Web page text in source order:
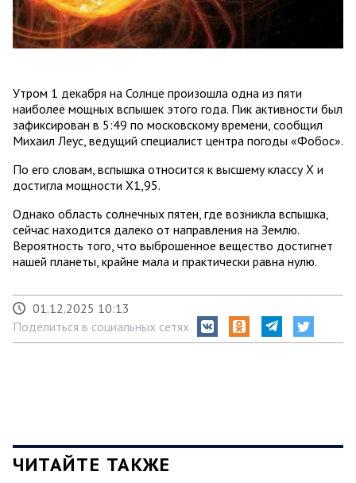
Утром 1 декабря на Солнце произошла одна из пяти
наиболее мощных вспышек этого года. Пик активности был
зафиксирован в 5:49 по московскому времени, сообщил
Михаил Леус, ведущий специалист центра погоды «Фобос».
По его словам, вспышка относится к высшему классу X и
достигла мощности X1,95.
Однако область солнечных пятен, где возникла вспышка,
сейчас находится далеко от направления на Землю.
Вероятность того, что выброшенное вещество достигнет
нашей планеты, крайне мала и практически равна нулю.
01.12.2025 10:13
Поделиться в социальных сетях
ЧИТАЙТЕ ТАКЖЕ